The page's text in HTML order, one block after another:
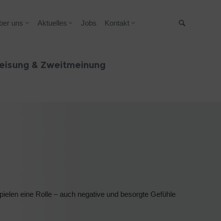
uns Aktuelles Jobs Kontakt
& Zweitmeinung
eine Rolle – auch negative und besorgte Gefühle